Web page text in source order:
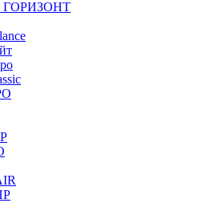
ГОРИЗОНТ